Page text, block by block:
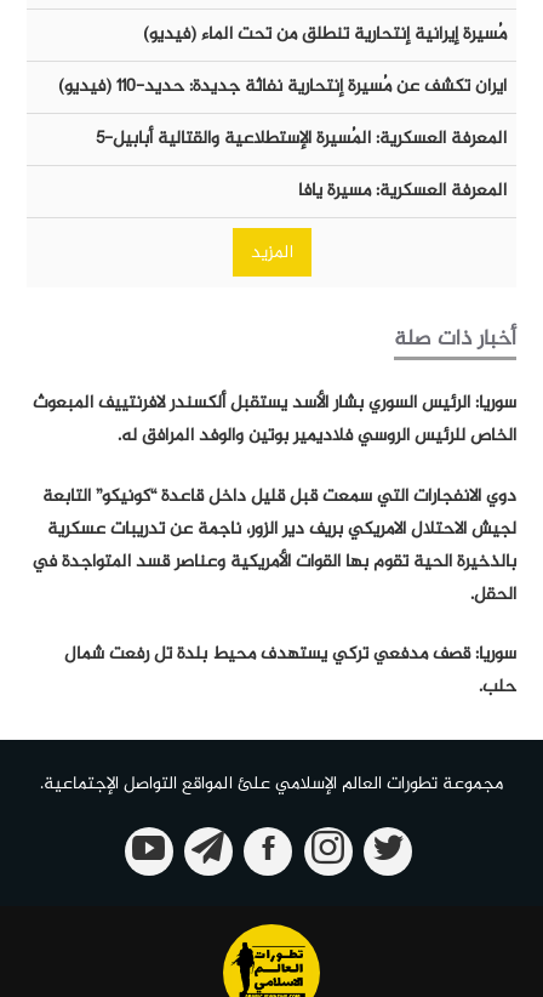
مُسيرة إيرانية إنتحارية تنطلق من تحت الماء (فيديو)
ايران تكشف عن مُسيرة إنتحارية نفاثة جديدة: حديد-١١٠ (فيديو)
المعرفة العسكرية: المُسيرة الإستطلاعية والقتالية أبابيل-٥
المعرفة العسكرية: مسيرة يافا
المزيد
أخبار ذات صلة
سوريا: الرئيس السوري بشار الأسد يستقبل ألكسندر لافرنتييف المبعوث
الخاص للرئيس الروسي فلاديمير بوتين والوفد المرافق له.
دوي الانفجارات التي سمعت قبل قليل داخل قاعدة “كونيكو” التابعة
لجيش الاحتلال الامريكي بريف دير الزور، ناجمة عن تدريبات عسكرية
بالذخيرة الحية تقوم بها القوات الأمريكية وعناصر قسد المتواجدة في
الحقل.
سوريا: قصف مدفعي تركي يستهدف محيط بلدة تل رفعت شمال
حلب.
مجموعة تطورات العالم الإسلامي علئ المواقع التواصل الإجتماعية.